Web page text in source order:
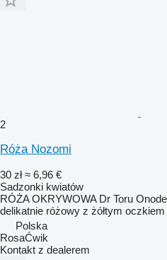
2
Róża Nozomi
30 zł ≈ 6,96 €
Sadzonki kwiatów
RÓŻA OKRYWOWA Dr Toru
delikatnie różowy z żółtym
Polska
RosaĆwik
Kontakt z dealerem